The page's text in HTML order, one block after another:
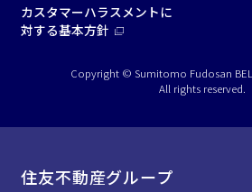
カスタマーハラスメントに
対する基本方針
Copyright © Sumitomo Fudosan
All rights reserved.
住友不動産グループ
この条件で検